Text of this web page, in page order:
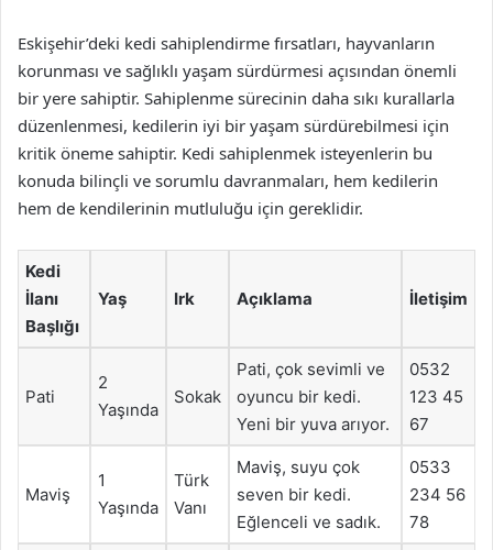
Eskişehir’deki kedi sahiplendirme fırsatları, hayvanların
korunması ve sağlıklı yaşam sürdürmesi açısından önemli
bir yere sahiptir. Sahiplenme sürecinin daha sıkı kurallarla
düzenlenmesi, kedilerin iyi bir yaşam sürdürebilmesi için
kritik öneme sahiptir. Kedi sahiplenmek isteyenlerin bu
konuda bilinçli ve sorumlu davranmaları, hem kedilerin
hem de kendilerinin mutluluğu için gereklidir.
Kedi
İlanı
Başlığı
Yaş Irk Açıklama İletişim
Pati
2
Yaşında
Sokak
Pati, çok sevimli ve
oyuncu bir kedi.
Yeni bir yuva arıyor.
0532
123 45
67
Maviş
1
Yaşında
Türk
Vanı
Maviş, suyu çok
seven bir kedi.
Eğlenceli ve sadık.
0533
234 56
78